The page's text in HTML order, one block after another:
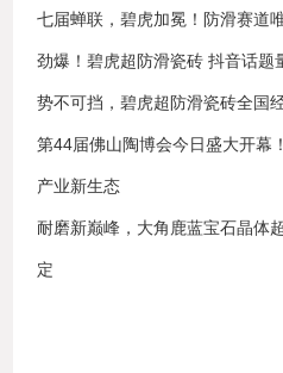
七届蝉联，碧虎加冕！防滑赛道唯
劲爆！碧虎超防滑瓷砖 抖音话题
势不可挡，碧虎超防滑瓷砖全国
第44届佛山陶博会今日盛大开幕
产业新生态
耐磨新巅峰，大角鹿蓝宝石晶体
定